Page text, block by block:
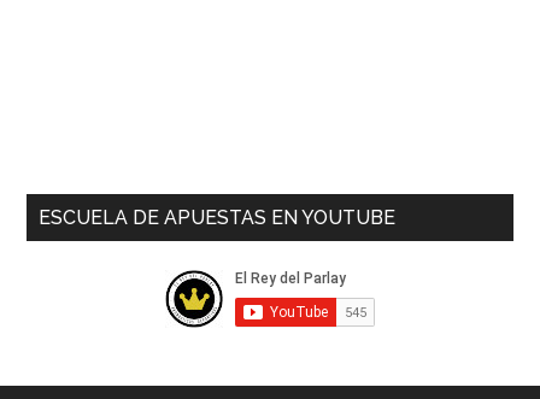
ESCUELA DE APUESTAS EN YOUTUBE